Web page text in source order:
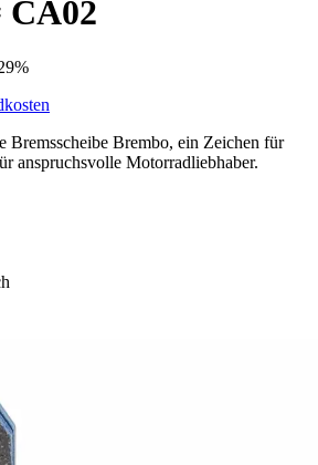
CA02
Bremsscheibe Brembo, ein Zeichen für
anspruchsvolle Motorradliebhaber.